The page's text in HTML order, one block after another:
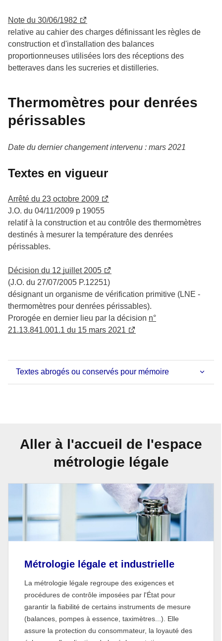
Note du 30/06/1982
relative au cahier des charges définissant les règles de
construction et d'installation des balances
proportionneuses utilisées lors des réceptions des
betteraves dans les sucreries et distilleries.
Thermomètres pour denrées
périssables
Date du dernier changement intervenu : mars 2021
Textes en vigueur
Arrêté du 23 octobre 2009
J.O. du 04/11/2009 p 19055
relatif à la construction et au contrôle des thermomètres
destinés à mesurer la température des denrées
périssables.
Décision du 12 juillet 2005
(J.O. du 27/07/2005 P.12251)
désignant un organisme de vérification primitive (LNE -
thermomètres pour denrées périssables).
Prorogée en dernier lieu par la décision n°
21.13.841.001.1 du 15 mars 2021
Textes abrogés ou conservés pour mémoire
Aller à l'accueil de l'espace
métrologie légale
Métrologie légale et industrielle
La métrologie légale regroupe des exigences et
procédures de contrôle imposées par l'État pour
garantir la fiabilité de certains instruments de mesure
(balances, pompes à essence, taximètres...). Elle
assure la protection du consommateur, la loyauté des